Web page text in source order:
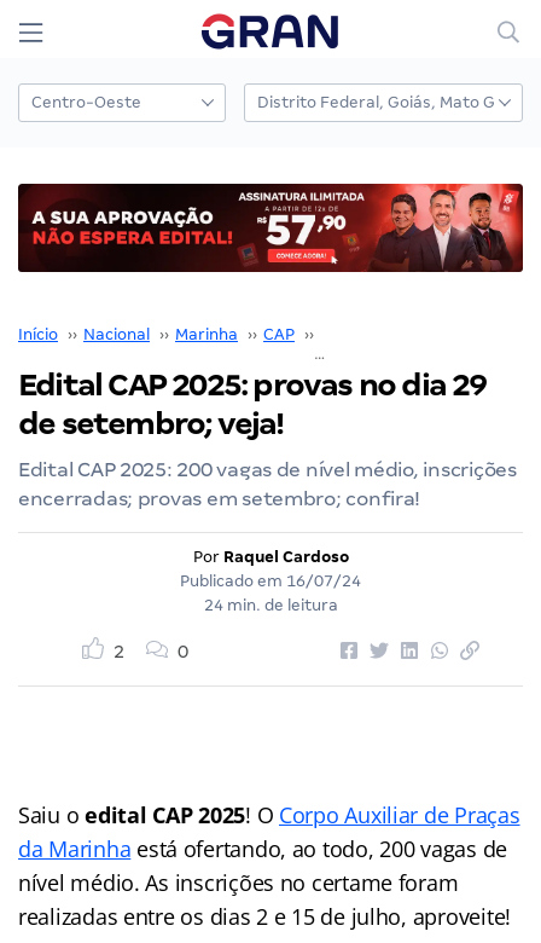
Início ›› Nacional ›› Marinha ›› CAP ››
Edital CAP 2025: provas no dia 29
de setembro; veja!
Edital CAP 2025: 200 vagas de nível médio, inscrições
encerradas; provas em setembro; confira!
Por Raquel Cardoso
Publicado em 16/07/24
24 min. de leitura
2 0
Saiu oedital CAP 2025! O Corpo Auxiliar de Praças
da Marinha está ofertando, ao todo, 200 vagas de
nível médio. As inscrições no certame foram
realizadas entre os dias 2 e 15 de julho, aproveite!